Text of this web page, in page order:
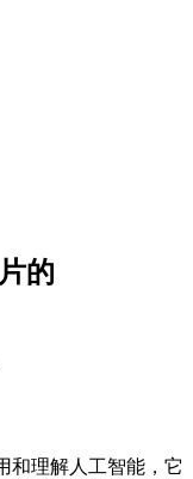
的
理解人工智能，它